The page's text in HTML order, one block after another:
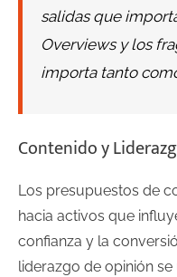
salidas que
Overviews y los
importa tanto
Contenido y
Los presupuestos de
hacia activos que
confianza y la
liderazgo de opinión